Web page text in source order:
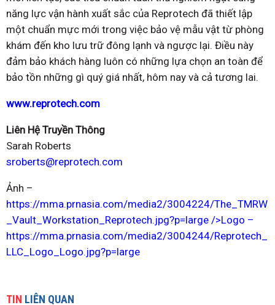
năng lực vận hành xuất sắc của Reprotech đã thiết lập
một chuẩn mực mới trong việc bảo vệ mẫu vật từ phòng
khám đến kho lưu trữ đông lạnh và ngược lại. Điều này
đảm bảo khách hàng luôn có những lựa chọn an toàn để
bảo tồn những gì quý giá nhất, hôm nay và cả tương lai.
www.reprotech.com
Liên Hệ Truyền Thông
Sarah Roberts
sroberts@reprotech.com
Ảnh –
https://mma.prnasia.com/media2/3004224/The_TMRW
_Vault_Workstation_Reprotech.jpg?p=large />Logo –
https://mma.prnasia.com/media2/3004244/Reprotech_
LLC_Logo_Logo.jpg?p=large
TIN LIÊN QUAN